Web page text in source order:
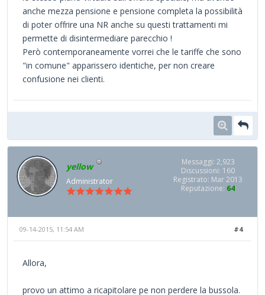
anche mezza pensione e pensione completa la possibilità
di poter offrire una NR anche su questi trattamenti mi
permette di disintermediare parecchio !
Però contemporaneamente vorrei che le tariffe che sono
"in comune" apparissero identiche, per non creare
confusione nei clienti.
yellow
Administrator
Messaggi: 2,923
Discussioni: 160
Registrato: Mar 2013
Reputazione: 64
#4
09-14-2015, 11:54 AM
Allora,
provo un attimo a ricapitolare pe non perdere la bussola.